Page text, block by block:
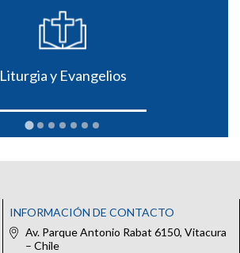
Liturgia y Evangelios
INFORMACIÓN DE CONTACTO
Av. Parque Antonio Rabat 6150, Vitacura
– Chile